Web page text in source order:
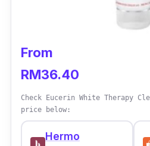
From
RM36.40
Check Eucerin White Therapy
price below:
Hermo